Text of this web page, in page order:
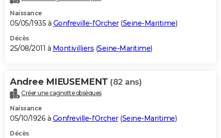
Naissance
05/05/1935 à Gonfreville-l'Orcher(Seine-Maritime)
Décès
25/08/2011 à Montivilliers (Seine-Maritime)
Andree MIEUSEMENT (82 ans)
Créer une cagnotte obsèques
Naissance
05/10/1926 à Gonfreville-l'Orcher(Seine-Maritime)
Décès